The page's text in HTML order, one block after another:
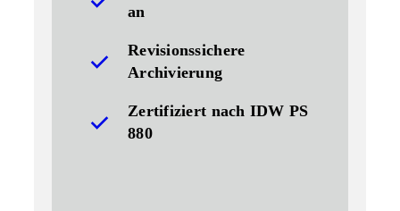
an
Revisionssichere
Archivierung
Zertifiziert nach IDW PS
880